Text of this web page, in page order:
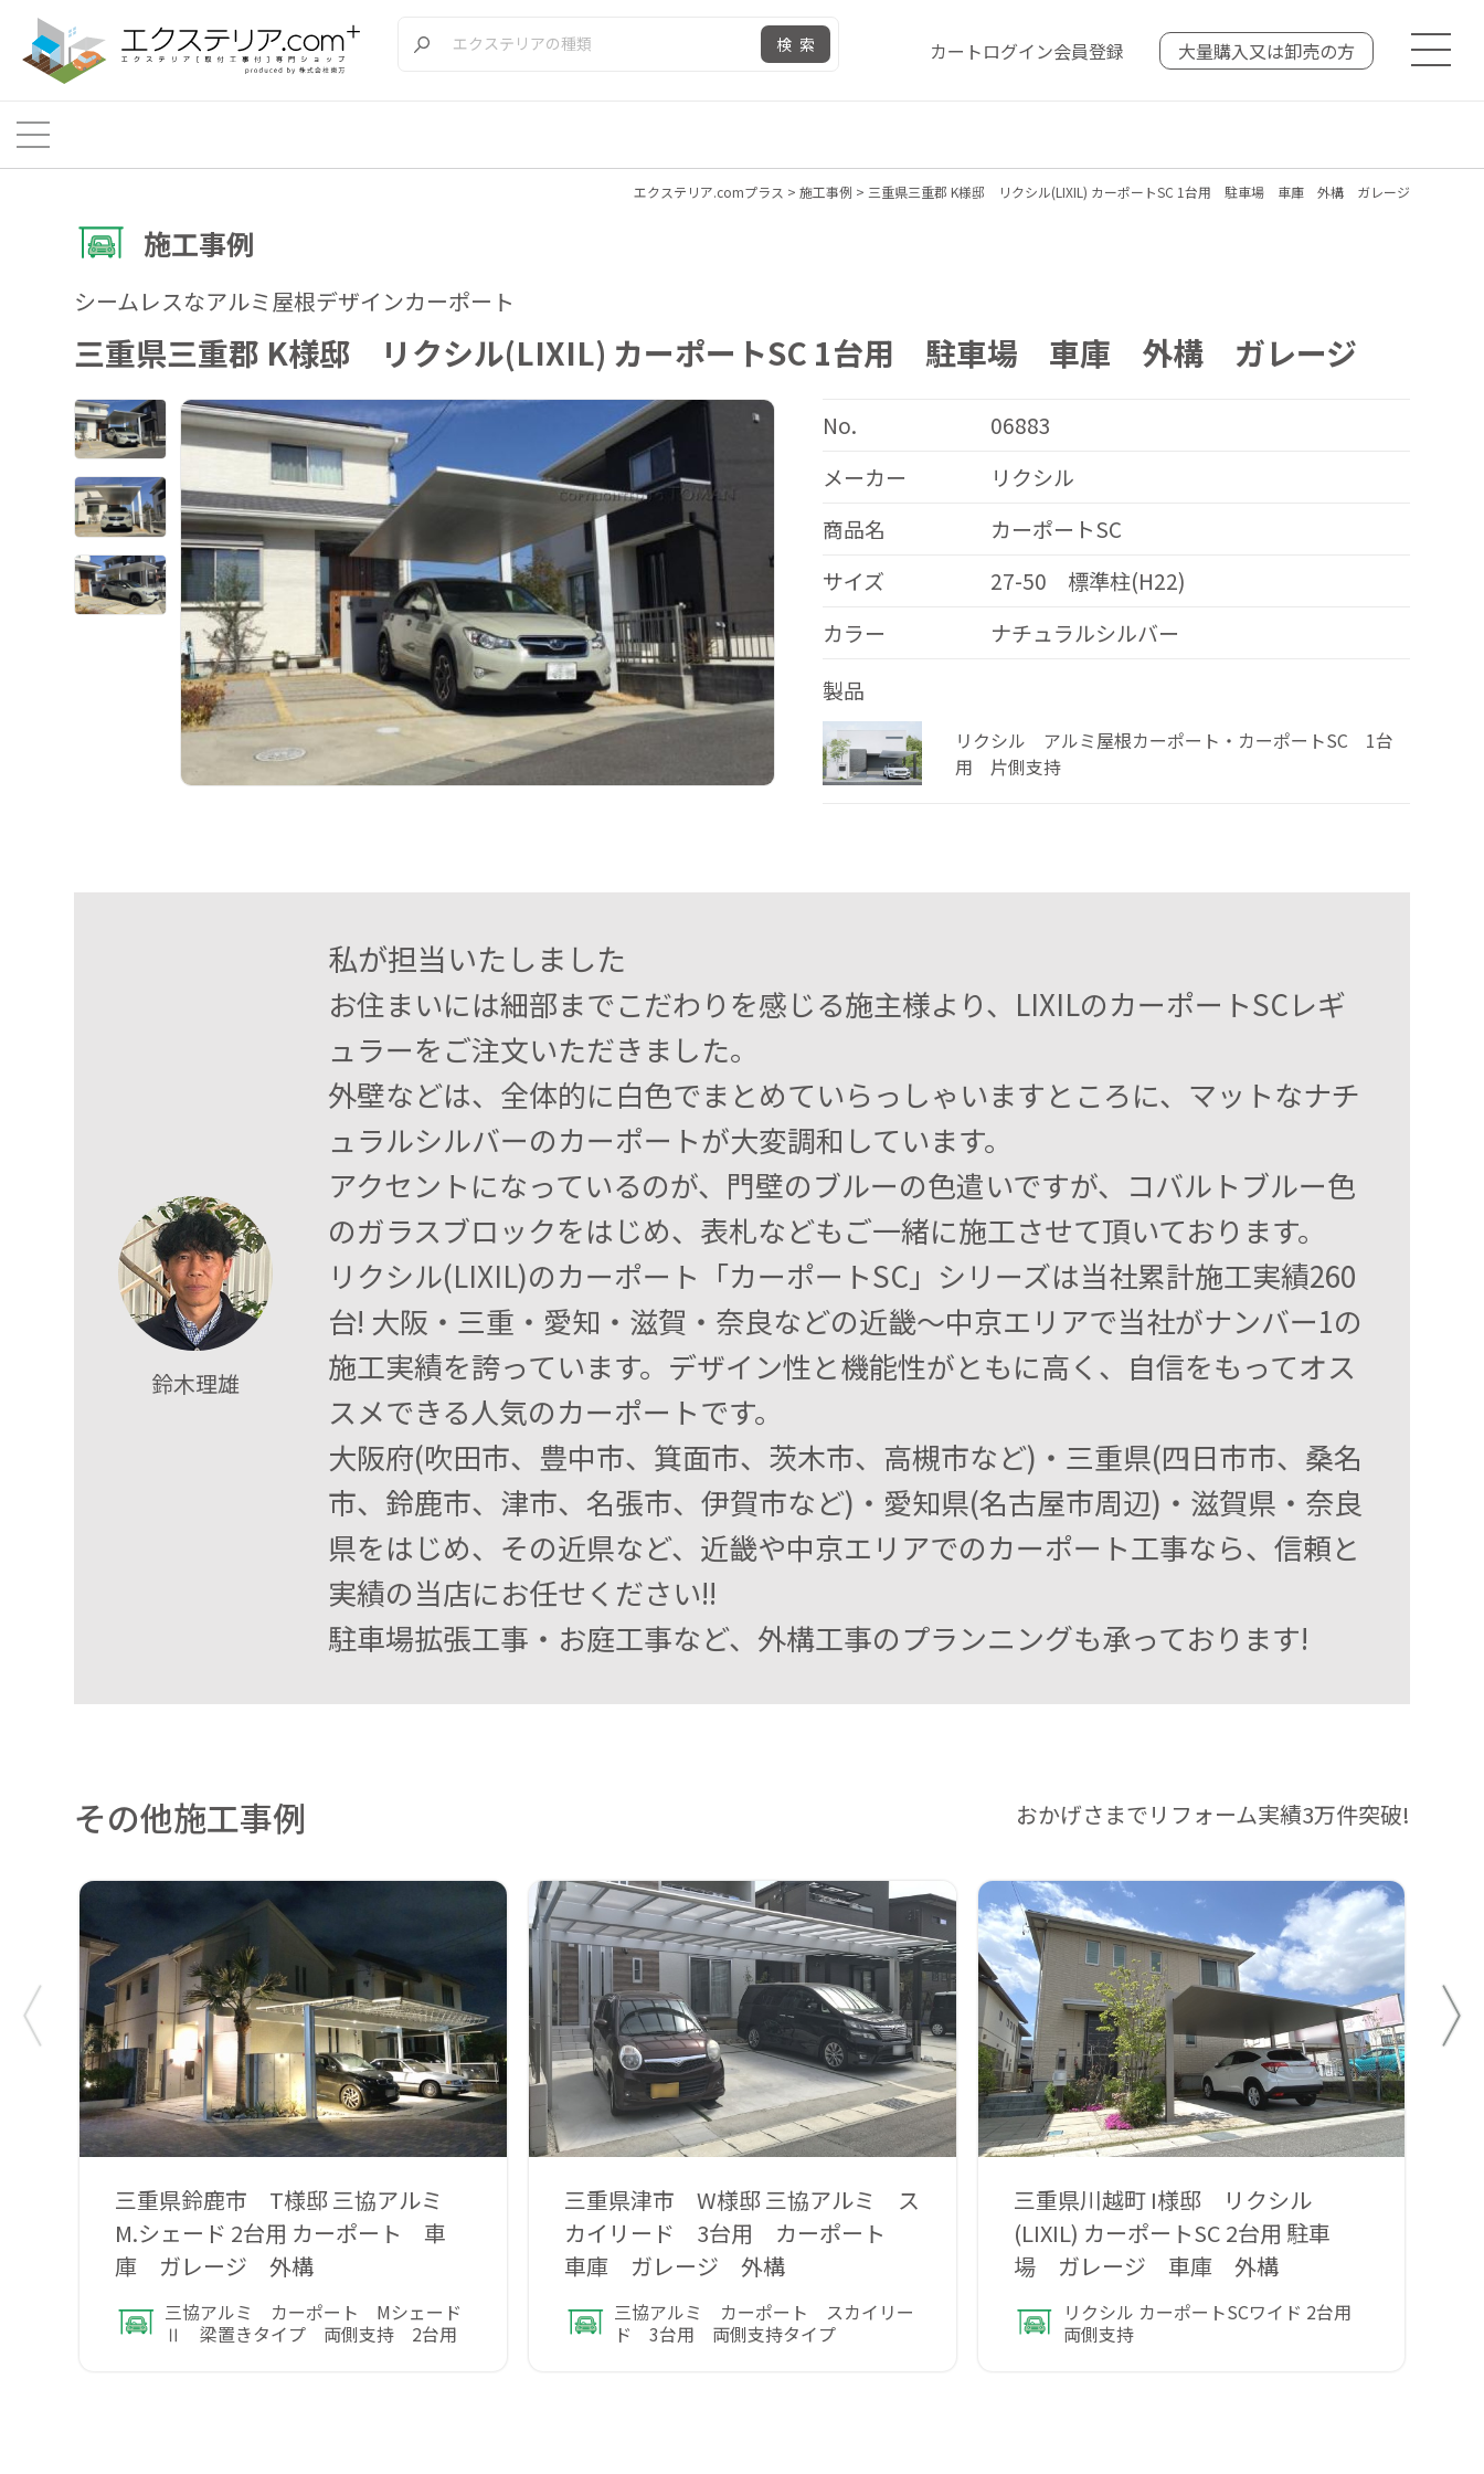
検索 カートログイン会員登録 大量購入又は卸売の方
エクステリア.comプラス > 施工事例 > 三重県三重郡 K様邸 リクシル(LIXIL) カーポートSC 1台用 駐車場 車庫 外構 ガレージ
施工事例
シームレスなアルミ屋根デザインカーポート
三重県三重郡 K様邸 リクシル(LIXIL) カーポートSC 1台用 駐車場 車庫 外構 ガレージ
No.
06883
メーカー
リクシル
商品名
カーポートSC
サイズ
27-50 標準柱(H22)
カラー
ナチュラルシルバー
製品
リクシル アルミ屋根カーポート・カーポートSC 1台
用 片側支持
鈴木理雄
私が担当いたしました
お住まいには細部までこだわりを感じる施主様より、LIXILのカーポートSCレギ
ュラーをご注文いただきました。
外壁などは、全体的に白色でまとめていらっしゃいますところに、マットなナチ
ュラルシルバーのカーポートが大変調和しています。
アクセントになっているのが、門壁のブルーの色遣いですが、コバルトブルー色
のガラスブロックをはじめ、表札などもご一緒に施工させて頂いております。
リクシル(LIXIL)のカーポート「カーポートSC」シリーズは当社累計施工実績260
台! 大阪・三重・愛知・滋賀・奈良などの近畿～中京エリアで当社がナンバー1の
施工実績を誇っています。デザイン性と機能性がともに高く、自信をもってオス
スメできる人気のカーポートです。
大阪府(吹田市、豊中市、箕面市、茨木市、高槻市など)・三重県(四日市市、桑名
市、鈴鹿市、津市、名張市、伊賀市など)・愛知県(名古屋市周辺)・滋賀県・奈良
県をはじめ、その近県など、近畿や中京エリアでのカーポート工事なら、信頼と
実績の当店にお任せください!!
駐車場拡張工事・お庭工事など、外構工事のプランニングも承っております!
その他施工事例 おかげさまでリフォーム実績3万件突破!
三重県鈴鹿市 T様邸 三協アルミ
M.シェード 2台用 カーポート 車
庫 ガレージ 外構
三協アルミ カーポート Mシェード
Ⅱ 梁置きタイプ 両側支持 2台用
三重県津市 W様邸 三協アルミ ス
カイリード 3台用 カーポート
車庫 ガレージ 外構
三協アルミ カーポート スカイリー
ド 3台用 両側支持タイプ
三重県川越町 I様邸 リクシル
(LIXIL) カーポートSC 2台用 駐車
場 ガレージ 車庫 外構
リクシル カーポートSCワイド 2台用
両側支持